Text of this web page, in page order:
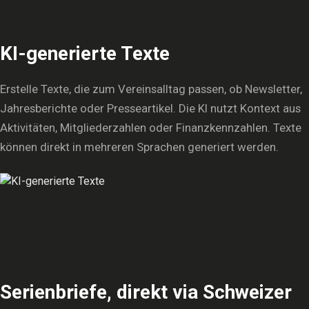
KI-generierte Texte
Erstelle Texte, die zum Vereinsalltag passen, ob Newsletter,
Jahresberichte oder Presseartikel. Die KI nutzt Kontext aus
Aktivitäten, Mitgliederzahlen oder Finanzkennzahlen. Texte
können direkt in mehreren Sprachen generiert werden.
Serienbriefe, direkt via Schweizer